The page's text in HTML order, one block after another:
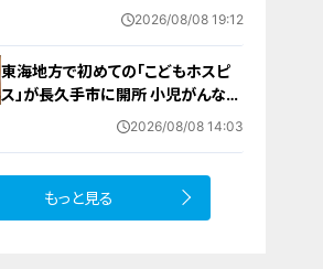
とし父親が心肺停止の状態で搬送
2026/08/08 19:12
東海地方で初めての「こどもホスピ
ス」が長久手市に開所 小児がんなど
重い病気の子どもと家族を支える施
2026/08/08 14:03
もっと見る